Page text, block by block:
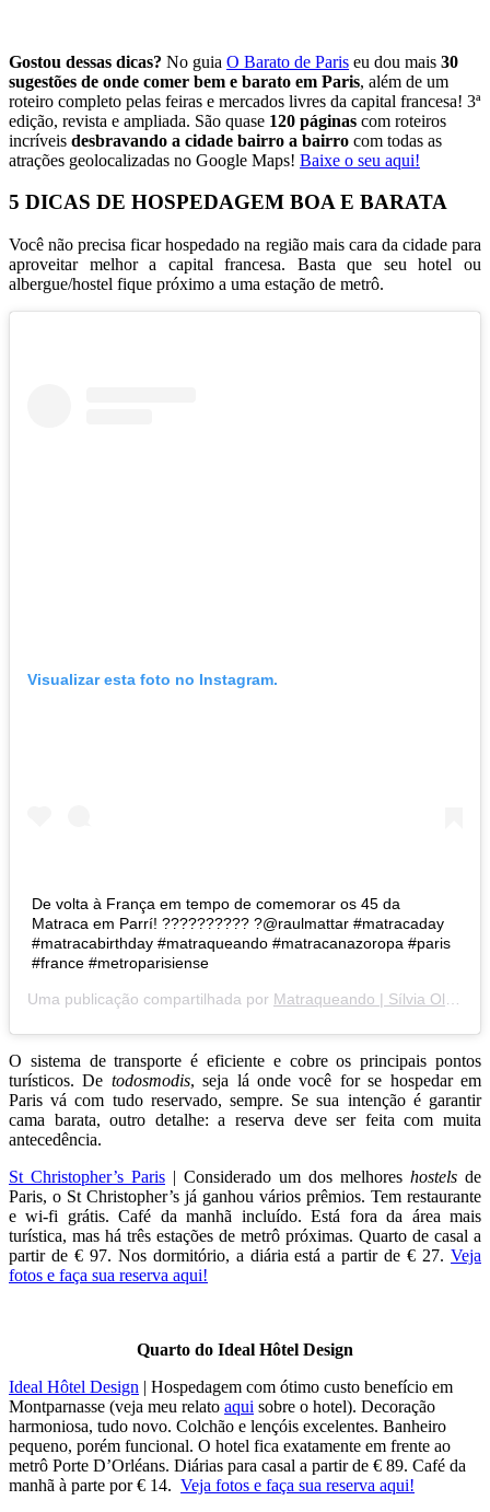
Gostou dessas dicas? No guia O Barato de Paris eu dou mais 30
sugestões de onde comer bem e barato em Paris, além de um
roteiro completo pelas feiras e mercados livres da capital francesa! 3ª
edição, revista e ampliada. São quase 120 páginas com roteiros
incríveis desbravando a cidade bairro a bairro com todas as
atrações geolocalizadas no Google Maps! Baixe o seu aqui!
5 DICAS DE HOSPEDAGEM BOA E BARATA
Você não precisa ficar hospedado na região mais cara da cidade para
aproveitar melhor a capital francesa. Basta que seu hotel ou
albergue/hostel fique próximo a uma estação de metrô.
Visualizar esta foto no Instagram.
De volta à França em tempo de comemorar os 45 da
Matraca em Parrí! ?????????? ?@raulmattar #matracaday
#matracabirthday #matraqueando #matracanazoropa #paris
#france #metroparisiense
Uma publicação compartilhada por Matraqueando | Sílvia Oliveira
O sistema de transporte é eficiente e cobre os principais pontos
turísticos. De todosmodis, seja lá onde você for se hospedar em
Paris vá com tudo reservado, sempre. Se sua intenção é garantir
cama barata, outro detalhe: a reserva deve ser feita com muita
antecedência.
St Christopher’s Paris | Considerado um dos melhores hostels de
Paris, o St Christopher’s já ganhou vários prêmios. Tem restaurante
e wi-fi grátis. Café da manhã incluído. Está fora da área mais
turística, mas há três estações de metrô próximas. Quarto de casal a
partir de € 97. Nos dormitório, a diária está a partir de € 27. Veja
fotos e faça sua reserva aqui!
Quarto do Ideal Hôtel Design
Ideal Hôtel Design | Hospedagem com ótimo custo benefício em
Montparnasse (veja meu relato aqui sobre o hotel). Decoração
harmoniosa, tudo novo. Colchão e lençóis excelentes. Banheiro
pequeno, porém funcional. O hotel fica exatamente em frente ao
metrô Porte D’Orléans. Diárias para casal a partir de € 89. Café da
manhã à parte por € 14. Veja fotos e faça sua reserva aqui!